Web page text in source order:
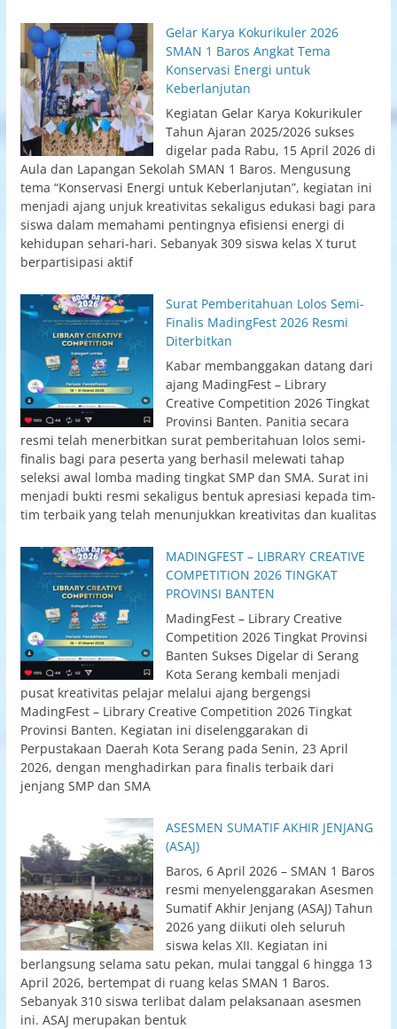
Gelar Karya Kokurikuler 2026
SMAN 1 Baros Angkat Tema
Konservasi Energi untuk
Keberlanjutan
Kegiatan Gelar Karya Kokurikuler
Tahun Ajaran 2025/2026 sukses
digelar pada Rabu, 15 April 2026 di
Aula dan Lapangan Sekolah SMAN 1 Baros. Mengusung
tema “Konservasi Energi untuk Keberlanjutan”, kegiatan ini
menjadi ajang unjuk kreativitas sekaligus edukasi bagi para
siswa dalam memahami pentingnya efisiensi energi di
kehidupan sehari-hari. Sebanyak 309 siswa kelas X turut
berpartisipasi aktif
Surat Pemberitahuan Lolos Semi-
Finalis MadingFest 2026 Resmi
Diterbitkan
Kabar membanggakan datang dari
ajang MadingFest – Library
Creative Competition 2026 Tingkat
Provinsi Banten. Panitia secara
resmi telah menerbitkan surat pemberitahuan lolos semi-
finalis bagi para peserta yang berhasil melewati tahap
seleksi awal lomba mading tingkat SMP dan SMA. Surat ini
menjadi bukti resmi sekaligus bentuk apresiasi kepada tim-
tim terbaik yang telah menunjukkan kreativitas dan kualitas
MADINGFEST – LIBRARY CREATIVE
COMPETITION 2026 TINGKAT
PROVINSI BANTEN
MadingFest – Library Creative
Competition 2026 Tingkat Provinsi
Banten Sukses Digelar di Serang
Kota Serang kembali menjadi
pusat kreativitas pelajar melalui ajang bergengsi
MadingFest – Library Creative Competition 2026 Tingkat
Provinsi Banten. Kegiatan ini diselenggarakan di
Perpustakaan Daerah Kota Serang pada Senin, 23 April
2026, dengan menghadirkan para finalis terbaik dari
jenjang SMP dan SMA
ASESMEN SUMATIF AKHIR JENJANG
(ASAJ)
Baros, 6 April 2026 – SMAN 1 Baros
resmi menyelenggarakan Asesmen
Sumatif Akhir Jenjang (ASAJ) Tahun
2026 yang diikuti oleh seluruh
siswa kelas XII. Kegiatan ini
berlangsung selama satu pekan, mulai tanggal 6 hingga 13
April 2026, bertempat di ruang kelas SMAN 1 Baros.
Sebanyak 310 siswa terlibat dalam pelaksanaan asesmen
ini. ASAJ merupakan bentuk